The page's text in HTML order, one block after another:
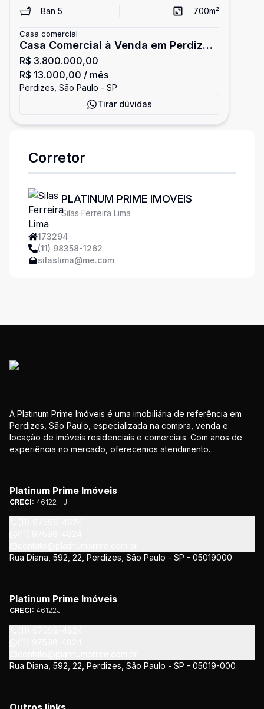
Ban 5 700m²
Casa comercial
Casa Comercial à Venda em Perdizes
- Espaço Amplo com Terraço e
Localização Privilegiada
R$ 3.800.000,00
R$ 13.000,00 / mês
Perdizes, São Paulo - SP
Tirar dúvidas
Corretor
PLATINUM PRIME IMOVEIS
Silas Ferreira Lima
173294
(11) 98358-1262
silaslima@me.com
A Platinum Prime Imóveis é uma imobiliária de referência em
Perdizes, São Paulo, especializada na compra, venda e
locação de imóveis residenciais e comerciais. Com anos de
experiência no mercado, oferecemos atendimento
segurança e confiança em todas as etapas da negociação.
Platinum Prime Imóveis
CRECI: 46122 - J
Rua Diana, 592, 22, Perdizes, São Paulo - SP - 05019000
Platinum Prime Imóveis
CRECI: 46122J
Rua Diana, 592, 22, Perdizes, São Paulo - SP - 05019-000